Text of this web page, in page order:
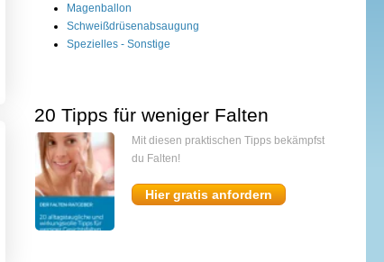
Magenballon
Schweißdrüsenabsaugung
Spezielles - Sonstige
20 Tipps für weniger Falten
Mit diesen praktischen Tipps bekämpfst
du Falten!
Hier gratis anfordern